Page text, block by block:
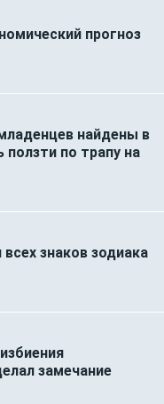
прогноз
найдены в
по трапу на
знаков зодиака
замечание